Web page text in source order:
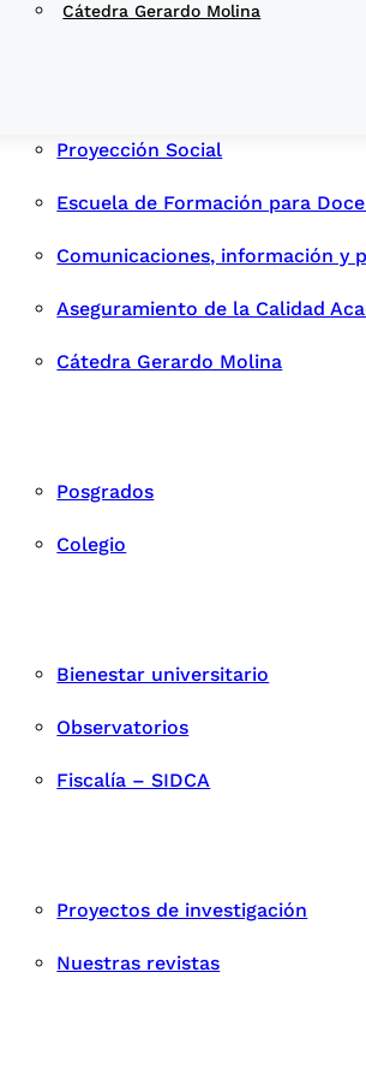
Cátedra Gerardo Molina
Proyección Social
Escuela de Formación para
Comunicaciones, información y
Aseguramiento de la Calidad
Cátedra Gerardo Molina
Posgrados
Colegio
Bienestar universitario
Observatorios
Fiscalía – SIDCA
Proyectos de investigación
Nuestras revistas